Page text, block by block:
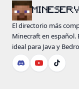
El directorio más
Minecraft en
ideal para Java y